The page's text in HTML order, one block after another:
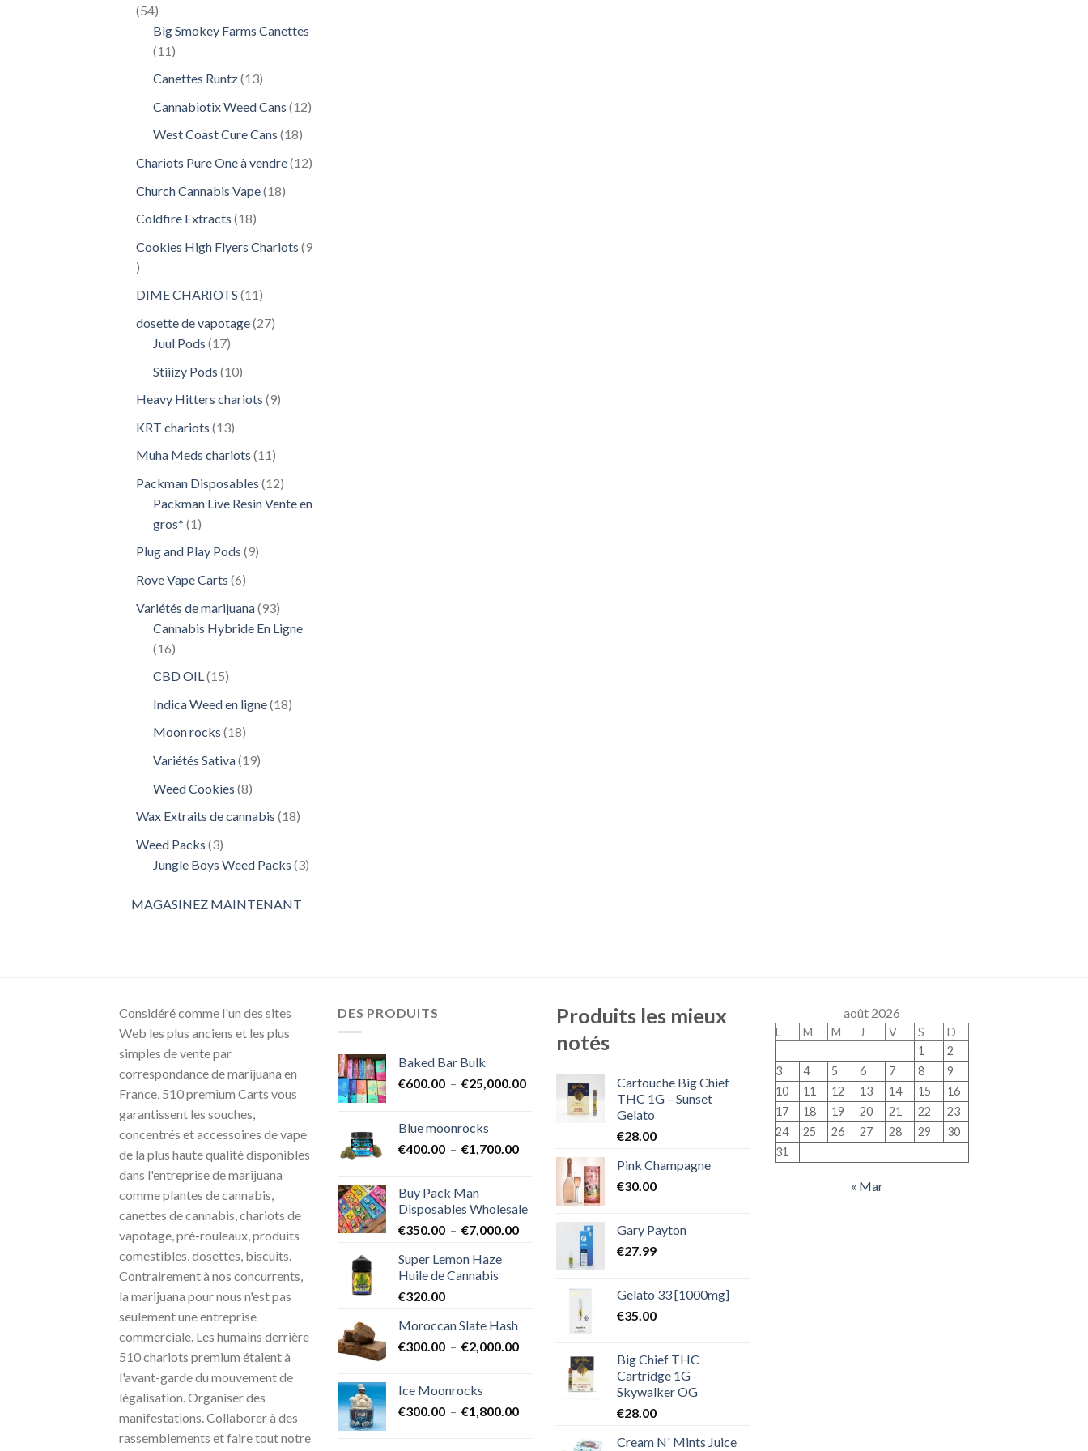
5454
produits
Big Smokey Farms Canettes
11 11
Canettes Runtz 1313
Cannabiotix Weed Cans 1212
West Coast Cure Cans 1818
Chariots Pure One à vendre 1212
Church Cannabis Vape 1818
Coldfire Extracts 1818
Cookies High Flyers Chariots 9
9
DIME CHARIOTS 1111
dosette de vapotage 2727
Juul Pods 1717
Stiiizy Pods 1010
Heavy Hitters chariots 99
KRT chariots 1313
Muha Meds chariots 1111
Packman Disposables 1212
produits
Packman Live Resin Vente en
gros* 11
Plug and Play Pods 99
Rove Vape Carts 66
Variétés de marijuana 9393
produits
Cannabis Hybride En Ligne
1616
CBD OIL 1515
Indica Weed en ligne 1818
Moon rocks 1818
Variétés Sativa 1919
Weed Cookies 88
Wax Extraits de cannabis 1818
Weed Packs 33
produits
Jungle Boys Weed Packs 33
MAGASINEZ MAINTENANT
Considéré comme l'un des sites
Web les plus anciens et les plus
simples de vente par
correspondance de marijuana en
France, 510 premium Carts vous
garantissent les souches,
concentrés et accessoires de vape
de la plus haute qualité disponibles
dans l'entreprise de marijuana
comme plantes de cannabis,
canettes de cannabis, chariots de
vapotage, pré-rouleaux, produits
comestibles, dosettes, biscuits.
Contrairement à nos concurrents,
la marijuana pour nous n'est pas
seulement une entreprise
commerciale. Les humains derrière
510 chariots premium étaient à
l'avant-garde du mouvement de
légalisation. Organiser des
manifestations. Collaborer à des
rassemblements et faire tout notre
DES PRODUITS
Baked Bar Bulk
€600.00 – €25,000.00Plage
€25,000.00
Blue moonrocks
€400.00 – €1,700.00Plage
€400.00
à
€1,700.00
Buy Pack Man
Disposables Wholesale
€350.00 – €7,000.00Plage
Super Lemon Haze
Huile de Cannabis
€320.00
Moroccan Slate Hash
€300.00 – €2,000.00Plage
à
Ice Moonrocks
€300.00 – €1,800.00Plage
Produits les mieux
notés
Cartouche Big Chief
THC 1G – Sunset
Gelato
€28.00
Pink Champagne
€30.00
Gary Payton
€27.99
Gelato 33 [1000mg]
€35.00
Big Chief THC
Cartridge 1G -
Skywalker OG
€28.00
Cream N' Mints Juice
août 2026
L M M J V S
D
1
2
3
4 5 6 7 8
9
10
11 12 13 14 15
16
17
18 19 20 21 22
23
24
25 26 27 28 29
30
31
« Mar